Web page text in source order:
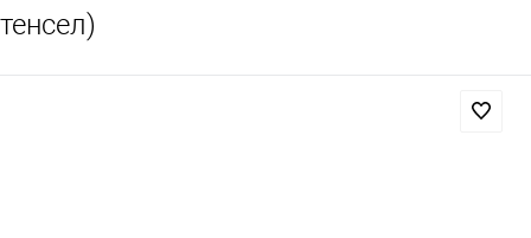
тенсел)